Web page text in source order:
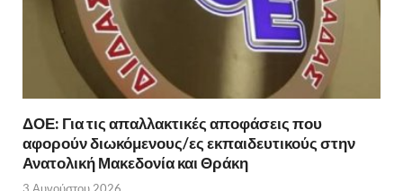
ΔΟΕ: Για τις απαλλακτικές αποφάσεις που
αφορούν διωκόμενους/ες εκπαιδευτικούς στην
Ανατολική Μακεδονία και Θράκη